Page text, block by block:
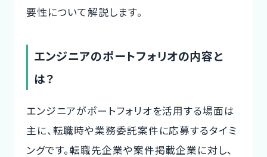
要性について解説します。
エンジニアのポートフォリオの内容と
は？
エンジニアがポートフォリオを活用する場面は
主に、転職時や業務委託案件に応募するタイミ
ングです。転職先企業や案件掲載企業に対し、